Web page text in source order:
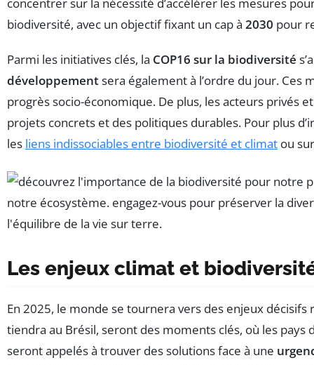
biodiversité, avec un objectif fixant un cap à 2030 pour
Parmi les initiatives clés, la COP16 sur la biodiversité
développementsera également à l’ordre du jour. Ces
progrès socio-économique. De plus, les acteurs privés
projets concrets et des politiques durables. Pour plus
les liens indissociables entre biodiversité et climat ou
Les enjeux climat et
En 2025, le monde se tournera vers des enjeux décisifs
tiendra au Brésil, seront des moments clés, où les pays
seront appelés à trouver des solutions face à une